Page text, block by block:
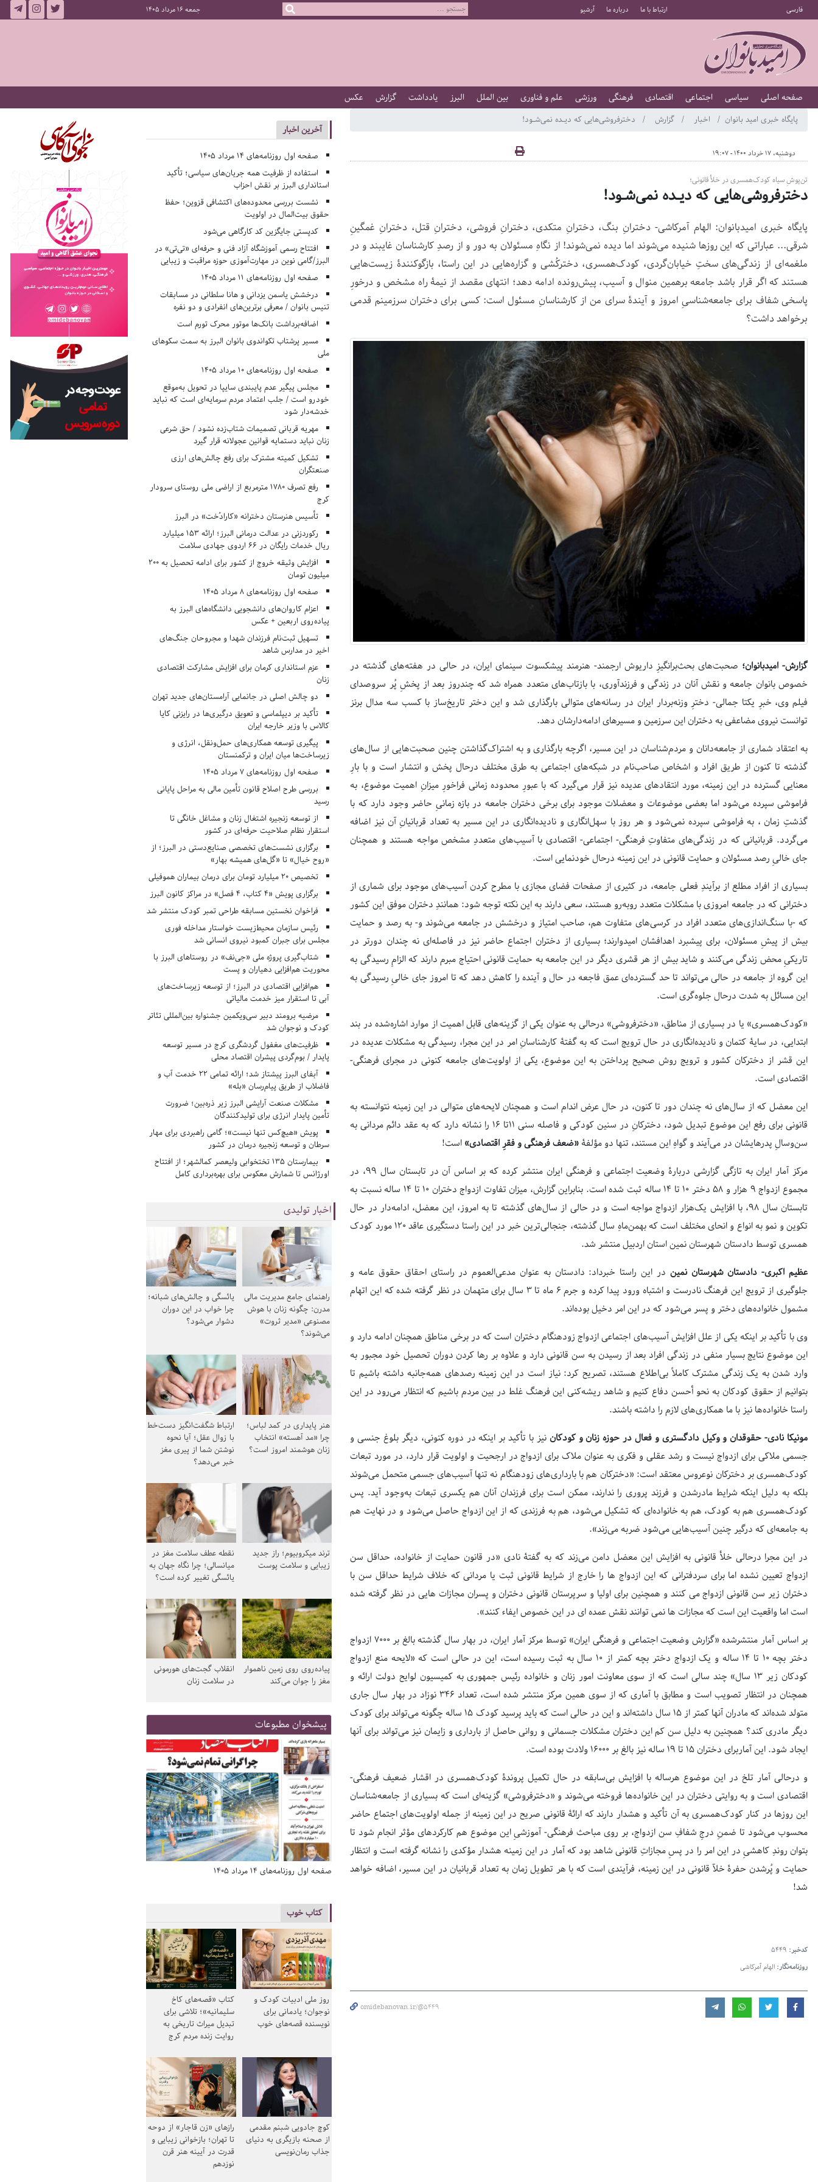
فارسی ارتباط با ما درباره ما آرشیو جمعه 16 مرداد 1405
صفحه اصلی سیاسی اجتماعی اقتصادی فرهنگی ورزشی علم و فناوری بین الملل البرز یادداشت گزارش عکس
پایگاه خبری امید بانوان اخبار گزارش دخترفروشی‌هایی که دیــده نمی‌شــود!
دوشنبه، 17 خرداد 1400 - 19:07
تن‌پوشِ سیاه‌ کودک‌همسری در خلأ قانونی؛
دخترفروشی‌هایی که دیــده نمی‌شــود!
پایگاه خبری امیدبانوان: الهام آمرکاشی- دخترانِ بنگ، دخترانِ متکدی، دخترانِ فروشی، دخترانِ قتل، دخترانِ غمگینِ
شرقی... عباراتی که این روزها شنیده می‌شوند اما دیده نمی‌شوند! از نگاهِ مسئولان به دور و از رصدِ کارشناسان غایبند و در
ملغمه‌ای از زندگی‌های سختِ خیابان‌گردی، کودک‌همسری، دخترکُشی و گزاره‌هایی در این راستا، بازگوکنندۀ زیست‌هایی
هستند که اگر قرار باشد جامعه برهمین منوال و آسیب، پیش‌رونده ادامه دهد؛ انتهای مقصد از نیمۀ راه مشخص و درخورِ
پاسخی شفاف برای جامعه‌شناسیِ امروز و آیندۀ سرای من از کارشناسانِ مسئول است: کسی برای دختران سرزمینم قدمی
برخواهد داشت؟
گزارش- امیدبانوان؛ صحبت‌های بحث‌برانگیزِ داریوش ارجمند- هنرمند پیشکسوت سینمای ایران، در حالی در هفته‌های گذشته در
خصوص بانوان جامعه و نقش آنان در زندگی و فرزندآوری، با بازتاب‌های متعدد همراه شد که چندروز بعد از پخشِ پُر سروصدای
فیلم وی، خبرِ یکتا جمالی- دخترِ وزنه‌بردار ایران در رسانه‌های متوالی بارگذاری شد و این دختر تاریخ‌ساز با کسب سه مدال برنز
توانست نیروی مضاعفی به دختران این سرزمین و مسیرهای ادامه‌دارشان دهد.
به اعتقاد شماری از جامعه‌دانان و مردم‌شناسان در این مسیر، اگرچه بارگذاری و به اشتراک‌گذاشتن چنین صحبت‌هایی از سال‌های
گذشته تا کنون از طریق افراد و اشخاص صاحب‌نام در شبکه‌های اجتماعی به طرق مختلف درحال پخش و انتشار است و با بارِ
معنایی گسترده در این زمینه، مورد انتقادهای عدیده نیز قرار می‌گیرد که با عبورِ محدوده زمانی فراخورِ میزانِ اهمیت موضوع، به
فراموشی سپرده می‌شود اما بعضی موضوعات و معضلات موجود برای برخی دختران جامعه در بازه زمانیِ حاضر وجود دارد که با
گذشتِ زمان ، به فراموشی سپرده نمی‌شود و هر روز با سهل‌انگاری و نادیده‌انگاری در این مسیر به تعداد قربانیانِ آن نیز اضافه
می‌گردد. قربانیانی که در زندگی‌های متفاوتِ فرهنگی- اجتماعی- اقتصادی با آسیب‌های متعددِ مشخص مواجه هستند و همچنان
جای خالیِ رصد مسئولان و حمایت قانونی در این زمینه درحال خودنمایی است.
بسیاری از افراد مطلع از برآیندِ فعلی جامعه، در کثیری از صفحات فضای مجازی با مطرح کردن آسیب‌های موجود برای شماری از
دخترانی که در جامعه امروزی با مشکلات متعدد روبه‌رو هستند، سعی دارند به این نکته توجه شود: همانندِ دختران موفق این کشور
که -با سنگ‌اندازی‌های متعدد افراد در کرسی‌های متفاوت هم، صاحب امتیاز و درخشش در جامعه می‌شوند و- به رصد و حمایت
بیش از پیشِ مسئولان، برای پیشبرد اهدافشان امیدوارند؛ بسیاری از دختران اجتماع حاضر نیز در فاصله‌ای نه چندان دورتر در
تاریکیِ محض زندگی می‌کنند و شاید بیش از هر قشری دیگر در این جامعه به حمایت قانونی احتیاج مبرم دارند که الزامِ رسیدگی به
این گروه از جامعه در حالی می‌تواند تا حد گسترده‌ای عمق فاجعه در حال و آینده را کاهش دهد که تا امروز جای خالیِ رسیدگی به
این مسائل به شدت درحال جلوه‌گری است.
«کودک‌همسری» یا در بسیاری از مناطق، «دخترفروشی» درحالی به عنوان یکی از گزینه‌های قابل اهمیت از موارد اشاره‌شده در بند
ابتدایی، در سایۀ کتمان و نادیده‌انگاری در حال ترویج است که به گفتۀ کارشناسانِ امر در این مجرا، رسیدگی به مشکلات عدیده در
این قشر از دخترکان کشور و ترویج روش صحیح پرداختن به این موضوع، یکی از اولویت‌های جامعه کنونی در مجرای فرهنگی-
اقتصادی است.
این معضل که از سال‌های نه چندان دور تا کنون، در حال عرض اندام است و همچنان لایحه‌های متوالی در این زمینه نتوانسته به
قانونی برای رفع این موضوع تبدیل شود، دخترکانِ در سنین کودکی و فاصله سنی 11تا 16 را نشانه دارد که به عقد دائم مردانی به
سن‌وسالِ پدرهایشان در می‌آیند و گواهِ این مستند، تنها دو مؤلفۀ«ضعف فرهنگی و فقرِ اقتصادی»است!
مرکز آمار ایران به تازگی گزارشی دربارۀ وضعیت اجتماعی و فرهنگی ایران منتشر کرده که بر اساس آن در تابستان سال ۹۹، در
مجموع ازدواج ۹‌ هزار و ۵۸ دختر ۱۰ تا ۱۴ ‌ساله ثبت شده است. بنابراین گزارش، میزان تفاوت ازدواج دختران ۱۰ تا ۱۴ ‌ساله نسبت به
تابستان سال ۹۸، با افزایش یک‌هزار ازدواج مواجه است و در حالی از سال‌های گذشته تا به امروز، این معضل، ادامه‌دار در حال
تکوین و نمو به انواع و انحای مختلف است که بهمن‌ماهِ سال گذشته، جنجالی‌ترین خبر در این راستا دستگیری عاقد ۱۲۰ مورد کودک
همسری توسط دادستان شهرستان نمین استان اردبیل منتشر شد.
عظیم اکبری- دادستان شهرستان نمین در این راستا خبرداد: دادستان به عنوان مدعی‌العموم در راستای احقاق حقوق عامه و
جلوگیری از ترویج این فرهنگ نادرست و اشتباه ورود پیدا کرده و جرم ۶ ماه تا ۳ سال برای متهمان در نظر گرفته شده که این اتهام
مشمول خانواده‌های دختر و پسر می‌شود که در این امر دخیل بوده‌اند.
وی با تأکید بر اینکه یکی از علل افزایش آسیب‌های اجتماعی ازدواج زودهنگام دختران است که در برخی مناطق همچنان ادامه دارد و
این موضوع نتایج بسیار منفی در زندگی افراد بعد از رسیدن به سن قانونی دارد و علاوه بر رها کردن دوران تحصیل خود مجبور به
وارد شدن به یک زندگی مشترک کاملاً بی‌اطلاع هستند، تصریح کرد: نیاز است در این زمینه رصدهای همه‌جانبه داشته باشیم تا
بتوانیم از حقوق کودکان به نحو أحسن دفاع کنیم و شاهد ریشه‌کنی این فرهنگ غلط در بین مردم باشیم که انتظار می‌رود در این
راستا خانواده‌ها نیز با ما همکاری‌های لازم را داشته باشند.
مونیکا نادی- حقوقدان و وکیل دادگستری و فعال در حوزه زنان و کودکاننیز با تأکید بر اینکه در دوره کنونی، دیگر بلوغ جنسی و
جسمی ملاکی برای ازدواج نیست و رشد عقلی و فکری به عنوان ملاک برای ازدواج در ارجحیت و اولویت قرار دارد، در مورد تبعات
کودک‌همسری بر دخترکان نوعروس معتقد است: «دخترکان هم با بارداری‌های زودهنگام نه تنها آسیب‌های جسمی متحمل می‌شوند
بلکه به دلیل اینکه شرایط مادرشدن و فرزند پروری را ندارند، ممکن است برای فرزندان آنان هم یکسری تبعات به‌وجود آید. پس
کودک‌همسری هم به کودک، هم به خانواده‌ای که تشکیل می‌شود، هم به فرزندی که از این ازدواج حاصل می‌شود و در نهایت هم
به جامعه‌ای که درگیر چنین آسیب‌هایی می‌شود ضربه می‌زند».
در این مجرا درحالی خلأ قانونی به افزایش این معضل دامن می‌زند که به گفتۀ نادی «در قانون حمایت از خانواده، حداقل سن
ازدواج تعیین نشده اما برای سردفترانی که این ازدواج ها را خارج از شرایط قانونی ثبت یا مردانی که خلاف شرایط حداقل سن با
دختران زیر سن قانونی ازدواج می کنند و همچنین برای اولیا و سرپرستان قانونی دختران و پسران مجازات هایی در نظر گرفته شده
است اما واقعیت این است که مجازات ها نمی توانند نقش عمده ای در این خصوص ایفاء کنند».
بر اساس آمار منتشرشده «گزارش وضعیت اجتماعی و فرهنگی ایران» توسط مرکز آمار ایران، در بهار سال گذشته بالغ بر ۷۰۰۰ ازدواج
دختر بچه ۱۰ تا ۱۴ ساله و یک ازدواج دختر بچه کمتر از ۱۰ سال به ثبت رسیده است، این در حالی است که «لایحه منع ازدواج
کودکان زیر ۱۳ سال» چند سالی است که از سوی معاونت امور زنان و خانواده رئیس جمهوری به کمیسیون لوایح دولت ارائه و
همچنان در انتظار تصویب است و مطابق با آماری که از سوی همین مرکز منتشر شده است، تعداد ۳۴۶ نوزاد در بهار سال جاری
متولد شده‌اند که مادران آنها کمتر از ۱۵ سال داشته‌اند و این در حالی است که باید پرسید کودک ۱۵ ساله چگونه می‌تواند برای کودک
دیگر مادری کند؟ همچنین به دلیل سن کم این دختران مشکلات جسمانی و روانی حاصل از بارداری و زایمان نیز می‌تواند برای آنها
ایجاد شود. این آماربرای دختران ۱۵ تا ۱۹ ساله نیز بالغ بر ۱۶۰۰۰ ولادت بوده است.
و درحالی آمار تلخ در این موضوع هرساله با افزایش بی‌سابقه در حال تکمیل پروندۀ کودک‌همسری در اقشار ضعیف فرهنگی-
اقتصادی است و به روایتی دختران در این خانواده‌ها فروخته می‌شوند و «دخترفروشی» گزینه‌ای است که بسیاری از جامعه‌شناسان
این روزها در کنار کودک‌همسری به آن تأکید و هشدار دارند که ارائۀ قانونی صریح در این زمینه از جمله اولویت‌های اجتماع حاضر
محسوب می‌شود تا ضمنِ درجِ شفافِ سن ازدواج، بر روی مباحث فرهنگی- آموزشیِ این موضوع هم کارکردهای مؤثر انجام شود تا
بتوان روندِ کاهشیِ در این امر را در پسِ مجازاتِ قانونی شاهد بود که آمار در این زمینه هشدار مؤکدی را نشانه گرفته است و انتظار
حمایت و پُرشدن حفرۀ خلآ قانونی در این زمینه، فرآیندی است که با هر تطویل زمان به تعداد قربانیان در این مسیر، اضافه خواهد
شد!
کدخبر: 5449
روزنامه‌نگار: الهام آمرکاشی
omidebanovan.ir/@5449
آخرین اخبار
صفحه اول روزنامه‌های 14 مرداد 1405
استفاده از ظرفیت همه جریان‌های سیاسی؛ تأکید
استانداری البرز بر نقش احزاب
نشست بررسی محدوده‌های اکتشافی قزوین؛ حفظ
حقوق بیت‌المال در اولویت
کدپستی جایگزین کد کارگاهی می‌شود
افتتاح رسمی آموزشگاه آزاد فنی و حرفه‌ای «تی‌تی» در
البرز/گامی نوین در مهارت‌آموزی حوزه مراقبت و زیبایی
صفحه اول روزنامه‌های 11 مرداد 1405
درخشش یاسمن یزدانی و هانا سلطانی در مسابقات
تنیس بانوان / معرفی برترین‌های انفرادی و دو نفره
اضافه‌برداشت بانک‌ها موتور محرک تورم است
مسیر پرشتاب تکواندوی بانوان البرز به سمت سکوهای
ملی
صفحه اول روزنامه‌های 10 مرداد 1405
مجلس پیگیر عدم پایبندی سایپا در تحویل به‌موقع
خودرو است / جلب اعتماد مردم سرمایه‌ای است که نباید
خدشه‌دار شود
مهریه قربانی تصمیمات شتاب‌زده نشود / حق شرعی
زنان نباید دستمایه قوانین عجولانه قرار گیرد
تشکیل کمیته مشترک برای رفع چالش‌های ارزی
صنعتگران
رفع تصرف ۱۷۸۰ مترمربع از اراضی ملی روستای سرودار
کرج
تأسیس هنرستان دخترانه «کارادُخت» در البرز
رکوردزنی در عدالت درمانی البرز؛ ارائه ۱۵۳ میلیارد
ریال خدمات رایگان در ۶۶ اردوی جهادی سلامت
افزایش وثیقه خروج از کشور برای ادامه تحصیل به ۲۰۰
میلیون تومان
صفحه اول روزنامه‌های 8 مرداد 1405
اعزام کاروان‌های دانشجویی دانشگاه‌های البرز به
پیاده‌روی اربعین + عکس
تسهیل ثبت‌نام فرزندان شهدا و مجروحان جنگ‌های
اخیر در مدارس شاهد
عزم استانداری کرمان برای افزایش مشارکت اقتصادی
زنان
دو چالش اصلی در جانمایی آرامستان‌های جدید تهران
تأکید بر دیپلماسی و تعویق درگیری‌ها در رایزنی کایا
کالاس با وزیر خارجه ایران
پیگیری توسعه همکاری‌های حمل‌ونقل، انرژی و
زیرساخت‌ها میان ایران و ترکمنستان
صفحه اول روزنامه‌های 7 مرداد 1405
بررسی طرح اصلاح قانون تأمین مالی به مراحل پایانی
رسید
از توسعه زنجیره اشتغال زنان و مشاغل خانگی تا
استقرار نظام صلاحیت حرفه‌ای در کشور
برگزاری نشست‌های تخصصی صنایع‌دستی در البرز؛ از
«روح خیال» تا «گل‌های همیشه بهار»
تخصیص ۲۰ میلیارد تومان برای درمان بیماران هموفیلی
برگزاری پویش «۴ کتاب، ۴ فصل» در مراکز کانون البرز
فراخوان نخستین مسابقه طراحی تمبر کودک منتشر شد
رئیس سازمان محیط‌زیست خواستار مداخله فوری
مجلس برای جبران کمبود نیروی انسانی شد
شتاب‌گیری پروژه ملی «جی‌نف» در روستاهای البرز با
محوریت هم‌افزایی دهیاران و پست
هم‌افزایی اقتصادی در البرز؛ از توسعه زیرساخت‌های
آبی تا استقرار میز خدمت مالیاتی
مرضیه برومند دبیر سی‌ویکمین جشنواره بین‌المللی تئاتر
کودک و نوجوان شد
ظرفیت‌های مغفول گردشگری کرج در مسیر توسعه
پایدار / بوم‌گردی پیشران اقتصاد محلی
آبفای البرز پیشتاز شد؛ ارائه تمامی ۲۲ خدمت آب و
فاضلاب از طریق پیام‌رسان «بله»
مشکلات صنعت آرایشی البرز زیر ذره‌بین؛ ضرورت
تأمین پایدار انرژی برای تولیدکنندگان
پویش «هیچ‌کس تنها نیست»؛ گامی راهبردی برای مهار
سرطان و توسعه زنجیره درمان در کشور
بیمارستان ۱۳۵ تختخوابی ولیعصر کمالشهر؛ از افتتاح
اورژانس تا شمارش معکوس برای بهره‌برداری کامل
اخبار تولیدی
راهنمای جامع مدیریت مالی
مدرن: چگونه زنان با هوش
مصنوعی «مدیر ثروت»
می‌شوند؟
یائسگی و چالش‌های شبانه؛
چرا خواب در این دوران
دشوار می‌شود؟
هنر پایداری در کمد لباس؛
چرا «مد آهسته» انتخاب
زنان هوشمند امروز است؟
ارتباط شگفت‌انگیز دست‌خط
با زوال عقل؛ آیا نحوه
نوشتن شما از پیری مغز
خبر می‌دهد؟
ترند میکروبیوم؛ راز جدید
زیبایی و سلامت پوست
نقطه عطف سلامت مغز در
میانسالی؛ چرا نگاه جهان به
یائسگی تغییر کرده است؟
پیاده‌روی روی زمین ناهموار
مغز را جوان می‌کند
انقلاب گجت‌های هورمونی
در سلامت زنان
پیشخوان مطبوعات
صفحه اول روزنامه‌های 14 مرداد 1405 صفحه اول روزنامه‌های 14 مرداد 1405 صفحه اول روزنامه‌های 14 مرداد 1405
کتاب خوب
روز ملی ادبیات کودک و
نوجوان؛ یادمانی برای
نویسنده قصه‌های خوب
کتاب «قصه‌های کاخ
سلیمانیه»؛ تلاشی برای
تبدیل میراث تاریخی به
روایت زنده مردم کرج
کوچ جادویی شبنم مقدمی
از صحنه بازیگری به دنیای
جذاب رمان‌نویسی
رازهای «زن قاجار» از دوحه
تا تهران؛ بازخوانی زیبایی و
قدرت در آیینه هنر قرن
نوزدهم